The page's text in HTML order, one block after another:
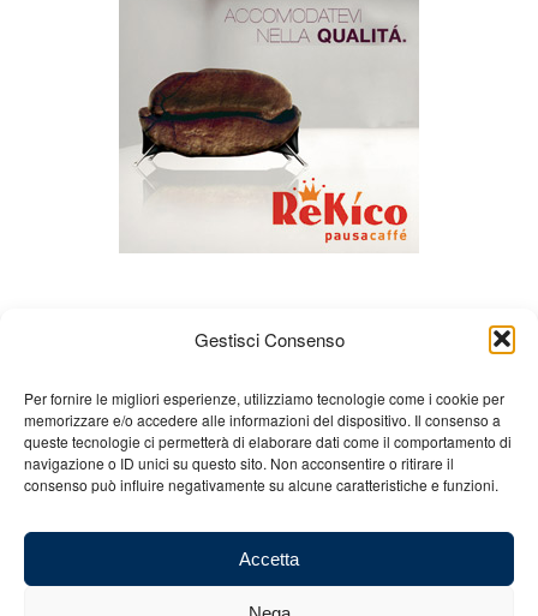
Gestisci Consenso
Per fornire le migliori esperienze, utilizziamo tecnologie come i cookie per
memorizzare e/o accedere alle informazioni del dispositivo. Il consenso a
queste tecnologie ci permetterà di elaborare dati come il comportamento di
navigazione o ID unici su questo sito. Non acconsentire o ritirare il
consenso può influire negativamente su alcune caratteristiche e funzioni.
Accetta
Chi siamo Gian Carlo Minardi
Gear
Merchandising
Partners Contatti